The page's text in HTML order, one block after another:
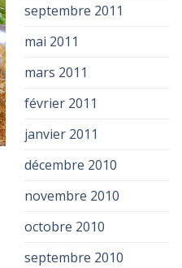
septembre 2011
mai 2011
mars 2011
février 2011
janvier 2011
décembre 2010
novembre 2010
octobre 2010
septembre 2010